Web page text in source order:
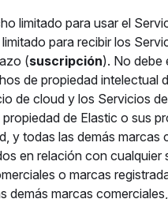
limitado para usar el
para recibir los
(suscripción). No debe
de propiedad intelectual
de cloud y los Servicios
de Elastic o sus
y todas las demás marcas
en relación con cualquier
o marcas
demás marcas